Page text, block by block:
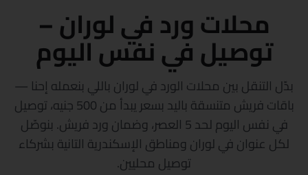
محلات ورد في لوران –
توصيل في نفس اليوم
بدّل التنقل بين محلات الورد في لوران باللي بنعمله إحنا —
باقات فريش متنسقة باليد بسعر يبدأ من 500 جنيه، توصيل
في نفس اليوم لحد 5 العصر، وضمان ورد فريش. بنوصّل
لكل عنوان في لوران ومناطق الإسكندرية التانية بشركاء
توصيل محليين.